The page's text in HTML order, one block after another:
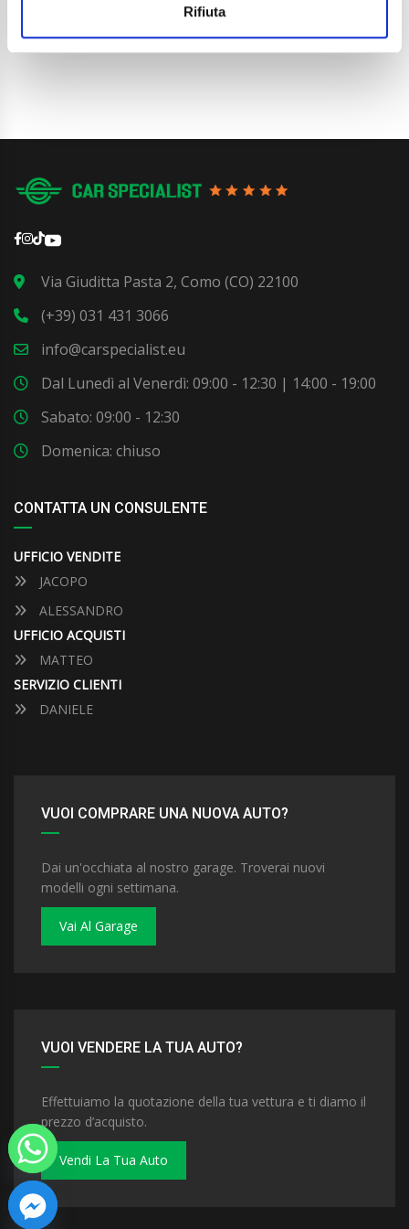
Rifiuta
Via Giuditta Pasta 2, Como (CO) 22100
(+39) 031 431 3066
info@carspecialist.eu
Dal Lunedì al Venerdì: 09:00 - 12:30 | 14:00 - 19:00
Sabato: 09:00 - 12:30
Domenica: chiuso
CONTATTA UN CONSULENTE
UFFICIO VENDITE
JACOPO
ALESSANDRO
UFFICIO ACQUISTI
MATTEO
SERVIZIO CLIENTI
DANIELE
VUOI COMPRARE UNA NUOVA AUTO?
Dai un'occhiata al nostro garage. Troverai nuovi
modelli ogni settimana.
Vai Al Garage
VUOI VENDERE LA TUA AUTO?
Effettuiamo la quotazione della tua vettura e ti diamo il
prezzo d’acquisto.
Vendi La Tua Auto